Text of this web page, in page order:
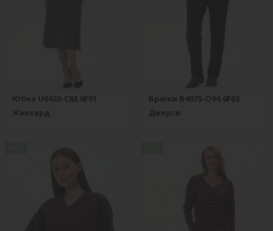
Юбка U0420-C83.6F01
Жаккард
Брюки B4975-O94.6F03
Джерси